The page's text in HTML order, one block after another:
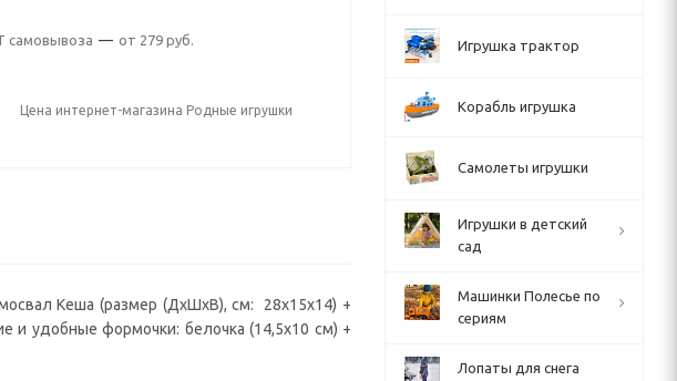
самовывоза — от 279 руб.
Цена интернет-магазина Родные игрушки
Кеша (размер (ДхШхВ), см: 28x15x14) +
удобные формочки: белочка (14,5х10 см) +
Игрушка трактор
Корабль игрушка
Самолеты игрушки
Игрушки в детский
сад
Машинки Полесье по
сериям
Лопаты для снега